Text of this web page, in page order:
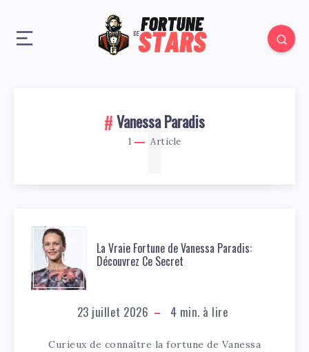
Vanessa Paradis
1 Article
1
La Vraie Fortune de Vanessa Paradis:
Découvrez Ce Secret
23 juillet 2026 4 min. à lire
Curieux de connaître la fortune de Vanessa